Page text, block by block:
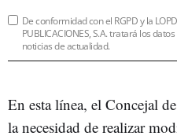
De conformidad con el RGPD y la
PUBLICACIONES, S.A. tratará los
noticias de actualidad.
En esta línea, el Concejal
la necesidad de realizar